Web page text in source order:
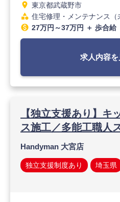
location_on 東京都武蔵野市
category 住宅修理・メンテナンス（
monetization_on 27万円～37万円 ＋ 歩合給
求人内容を
【独立支援あり】キ
ス施工／多能工職人
Handyman 大宮店
独立支援制度あり 埼玉県